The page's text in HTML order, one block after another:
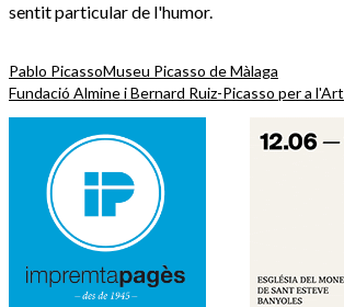
sentit particular de l'humor.
Pablo PicassoMuseu Picasso de Màlaga
Fundació Almine i Bernard Ruiz-Picasso per a l'Art